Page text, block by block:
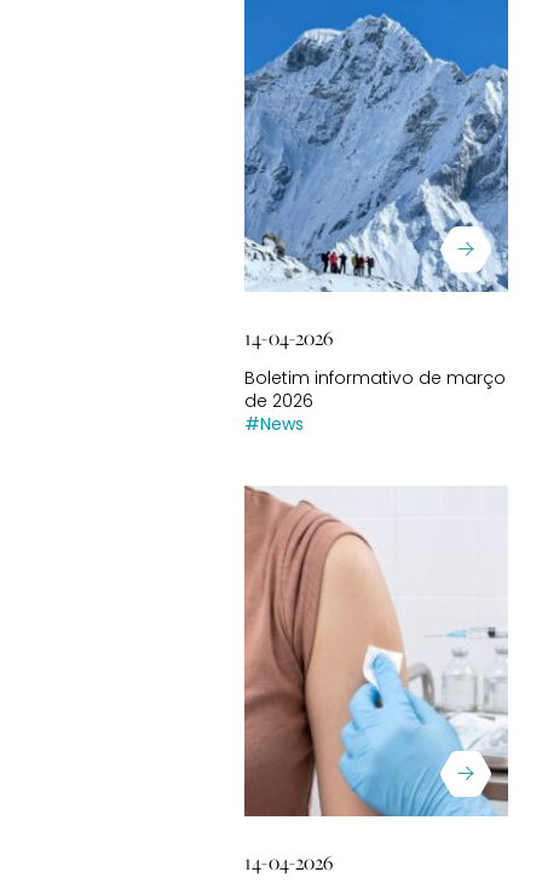
14-04-2026
Boletim informativo de março
de 2026
#News
14-04-2026